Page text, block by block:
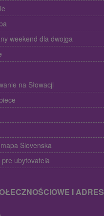
weekend dla dwojga
na Słowacji
Slovenska
ubytovateľa
I ADRES